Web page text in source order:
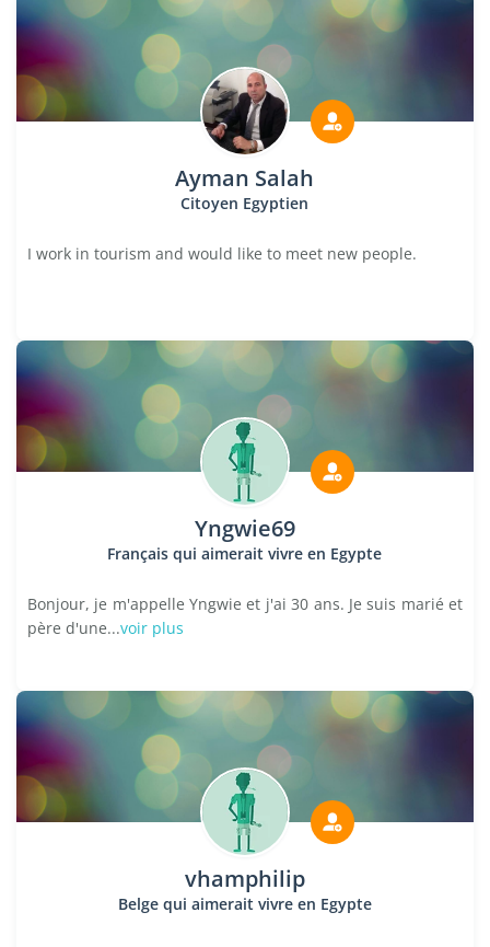
Ayman Salah
Citoyen Egyptien
I work in tourism and would like to meet new people.
Yngwie69
Français qui aimerait vivre en Egypte
Bonjour, je m'appelle Yngwie et j'ai 30 ans. Je suis marié et
père d'une...voir plus
vhamphilip
Belge qui aimerait vivre en Egypte